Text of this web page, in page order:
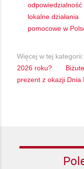
odpowiedzialność
lokalne działania
pomocowe w
Więcej w tej kategorii:
2026 roku?
prezent z okazji Dnia